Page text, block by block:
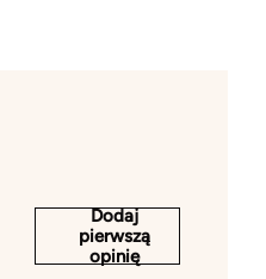
Dodaj
pierwszą
opinię